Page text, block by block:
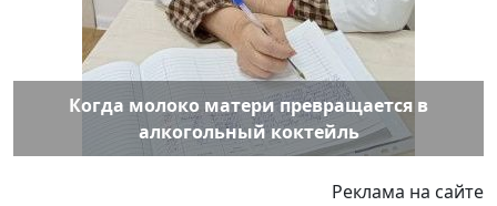
Когда молоко матери превращается в
алкогольный коктейль
Реклама на сайте